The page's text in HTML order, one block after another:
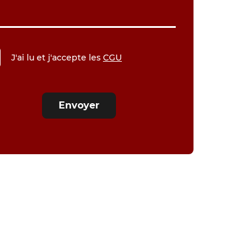
J'ai lu et j'accepte les CGU
Envoyer